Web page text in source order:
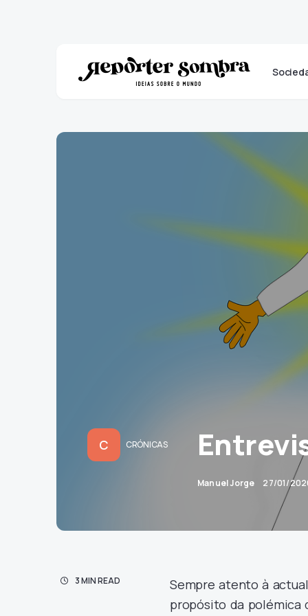
C CRÓNICAS
Manuel Jorge 27/01/
3 MIN READ
Sempre atento à
propósito da polémica